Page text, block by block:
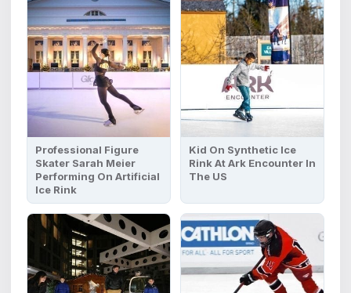
Professional Figure
Skater Sarah Meier
Performing On Artificial
Ice Rink
Kid On Synthetic Ice
Rink At Ark Encounter In
The US